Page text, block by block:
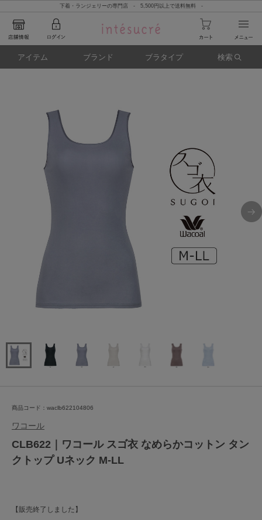
下着・ランジェリーの専門店 - 5,500円以上で送料無料 -
アイテム ブランド ブラタイプ 検索
商品コード：waclb622104806
ワコール
CLB622｜ワコール スゴ衣 なめらかコットン タン
クトップ Uネック M-LL
【販売終了しました】